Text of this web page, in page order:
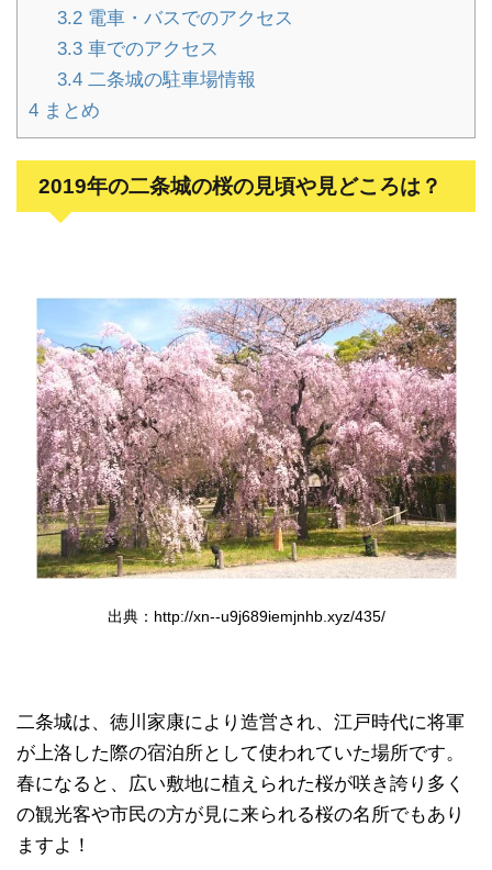
3.2電車・バスでのアクセス
3.3車でのアクセス
3.4二条城の駐車場情報
4 まとめ
2019年の二条城の桜の見頃や見どころは？
出典：http://xn--u9j689iemjnhb.xyz/435/
二条城は、徳川家康により造営され、江戸時代に将軍
が上洛した際の宿泊所として使われていた場所です。
春になると、広い敷地に植えられた桜が咲き誇り多く
の観光客や市民の方が見に来られる桜の名所でもあり
ますよ！